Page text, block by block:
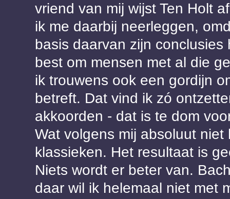
vriend van mij wijst Ten Holt
ik me daarbij neerleggen,
basis daarvan zijn
best om mensen met al die
ik trouwens ook een gordijn
betreft. Dat vind ik zó
akkoorden - dat is te dom
Wat volgens mij absoluut
klassieken. Het resultaat is
Niets wordt er beter van.
daar wil ik helemaal niet met